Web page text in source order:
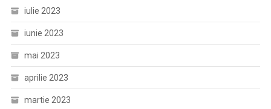
iulie 2023
iunie 2023
mai 2023
aprilie 2023
martie 2023